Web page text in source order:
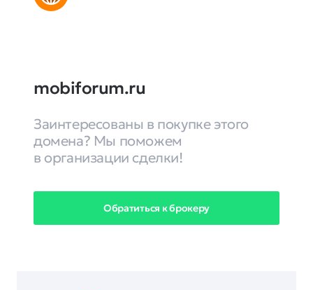
mobiforum.ru
Заинтересованы в покупке этого
домена? Мы поможем
в организации сделки!
Обратиться к брокеру